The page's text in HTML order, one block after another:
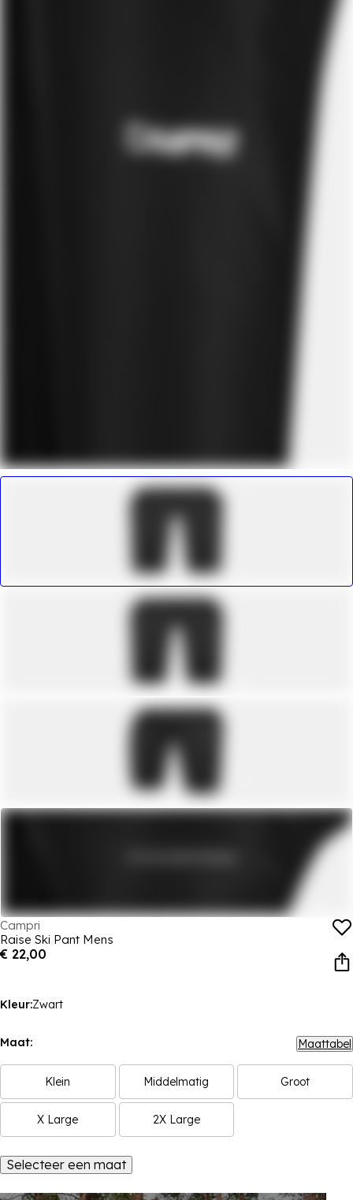
Campri
Raise Ski Pant Mens
€ 22,00
Kleur:Zwart
Maat: Maattabel
Klein Middelmatig Groot
X Large 2X Large
Selecteer een maat